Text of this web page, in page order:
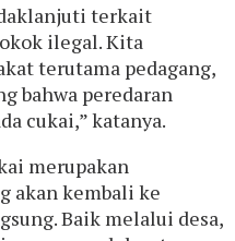
terkait
ilegal. Kita
terutama pedagang,
bahwa peredaran
cukai,” katanya.
merupakan
akan kembali ke
Baik melalui desa,